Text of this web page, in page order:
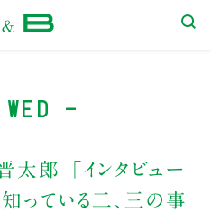
-
郎 「インタビュー
っている二、三の事